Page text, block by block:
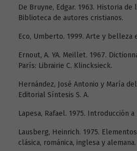
De Bruyne, Edgar. 1963. Historia
Biblioteca de autores cristianos.
Eco, Umberto. 1999. Arte y belleza
Ernout, A. YA. Meillet. 1967.
París: Librairie C. Klincksieck.
Hernández, José Antonio y María
Editorial Síntesis S. A.
Lapesa, Rafael. 1975. Introducción
Lausberg, Heinrich. 1975.
clásica, románica, inglesa y